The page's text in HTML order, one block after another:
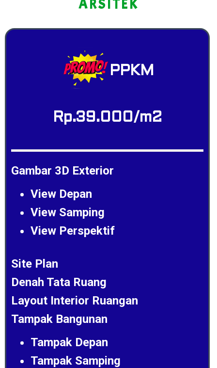
ARSITEK
PPKM
Rp.39.000/m2
Gambar 3D Exterior
View Depan
View Samping
View Perspektif
Site Plan
Denah Tata Ruang
Layout Interior Ruangan
Tampak Bangunan
Tampak Depan
Tampak Samping